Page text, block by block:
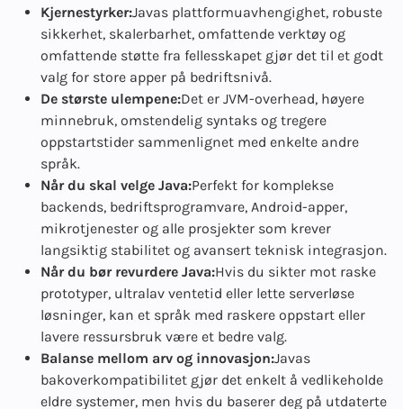
Kjernestyrker:Javas plattformuavhengighet, robuste
sikkerhet, skalerbarhet, omfattende verktøy og
omfattende støtte fra fellesskapet gjør det til et godt
valg for store apper på bedriftsnivå.
De største ulempene:Det er JVM-overhead, høyere
minnebruk, omstendelig syntaks og tregere
oppstartstider sammenlignet med enkelte andre
språk.
Når du skal velge Java:Perfekt for komplekse
backends, bedriftsprogramvare, Android-apper,
mikrotjenester og alle prosjekter som krever
langsiktig stabilitet og avansert teknisk integrasjon.
Når du bør revurdere Java:Hvis du sikter mot raske
prototyper, ultralav ventetid eller lette serverløse
løsninger, kan et språk med raskere oppstart eller
lavere ressursbruk være et bedre valg.
Balanse mellom arv og innovasjon:Javas
bakoverkompatibilitet gjør det enkelt å vedlikeholde
eldre systemer, men hvis du baserer deg på utdaterte